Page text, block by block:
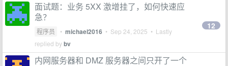
面试题：业务 5XX 激增挂了，如何快速应
急？
程序员 • michael2016 • Sep 24, 2025 • Lastly
replied bybv
12
内网服务器和 DMZ 服务器之间只开了一个